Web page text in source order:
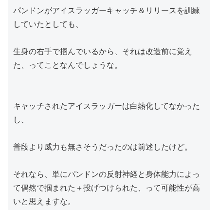
パンドンがアイスラッガーキャッチ＆リリースを訓練
していたとしても、
生身の右手で掴んでいるから、それは改造前に覚え
た、ってことなんでしょうな。
キャッチされたアイスラッガーは白熱化してなかった
し、
普段より威力も無さそうだったのは前述したけど。
それなら、単にパンドンの反射神経と身体能力によっ
て偶然で掴まれた＋投げつけられた、って可能性が高
いと思えますな。